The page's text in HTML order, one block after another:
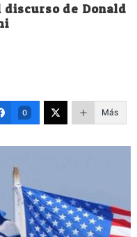
discurso de Donald
0 Más